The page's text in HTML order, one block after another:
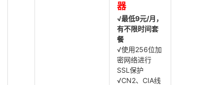
器
√最低9元/月，
有不限时间套
餐
√使用256位加
密网络进行
SSL保护
√CN2、CIA线